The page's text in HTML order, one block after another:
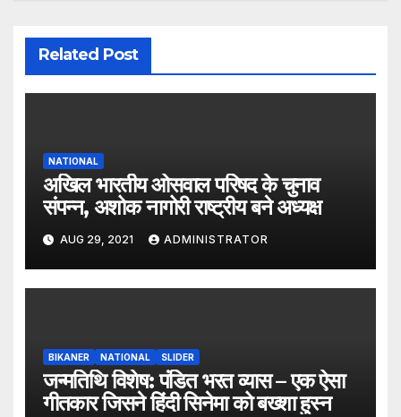
Related Post
NATIONAL
अखिल भारतीय ओसवाल परिषद के चुनाव
संपन्न, अशोक नागोरी राष्ट्रीय बने अध्यक्ष
AUG 29, 2021 ADMINISTRATOR
BIKANER NATIONAL SLIDER
जन्मतिथि विशेष: पंडित भरत व्यास – एक ऐसा
गीतकार जिसने हिंदी सिनेमा को बख्शा हुस्न